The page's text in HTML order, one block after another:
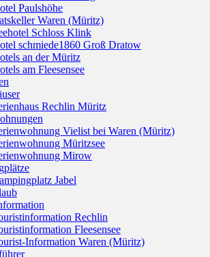
Paulshöhe
Waren (Müritz)
Schloss Klink
schmiede1860 Groß Dratow
an der Müritz
am Fleesensee
Rechlin Müritz
Vielist bei Waren (Müritz)
Müritzsee
Mirow
Jabel
Rechlin
Fleesensee
Information Waren (Müritz)